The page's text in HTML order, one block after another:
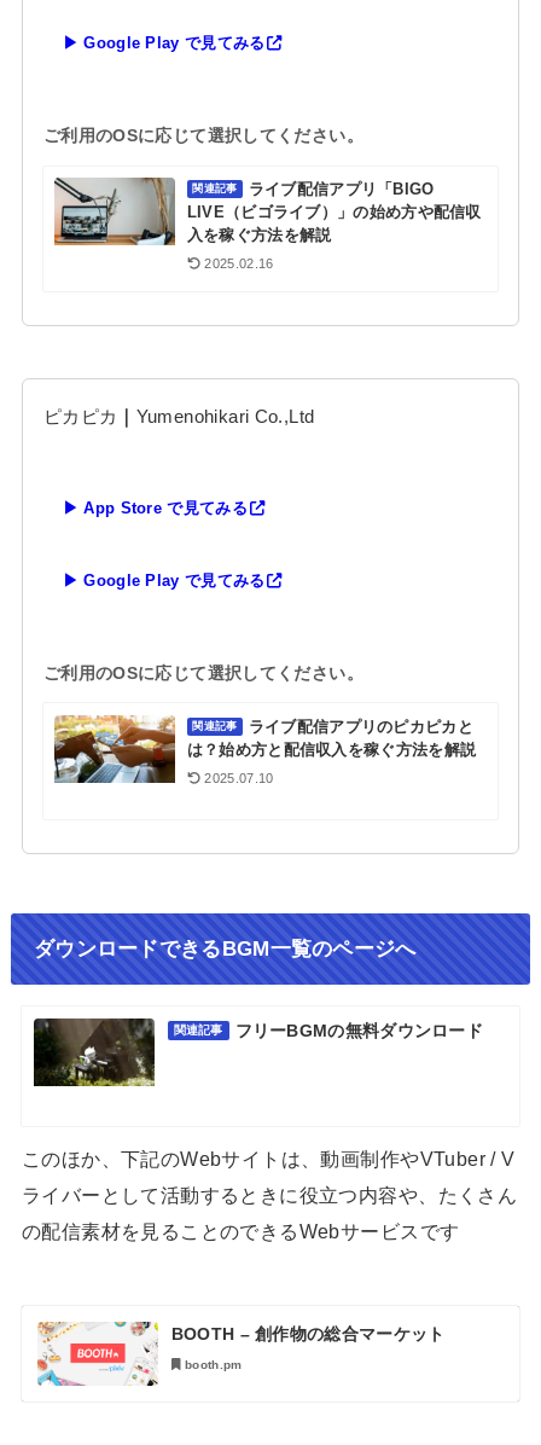
▶ Google Play で見てみる
ご利用のOSに応じて選択してください。
関連記事
ライブ配信アプリ「BIGO
LIVE（ビゴライブ）」の始め方や配信収
入を稼ぐ方法を解説
2025.02.16
ピカピカ ｜ Yumenohikari Co.,Ltd
▶ App Store で見てみる
▶ Google Play で見てみる
ご利用のOSに応じて選択してください。
関連記事
ライブ配信アプリのピカピカと
は？始め方と配信収入を稼ぐ方法を解説
2025.07.10
ダウンロードできるBGM一覧のページへ
関連記事 フリーBGMの無料ダウンロード
このほか、下記のWebサイトは、動画制作やVTuber / V
ライバーとして活動するときに役立つ内容や、たくさん
の配信素材を見ることのできるWebサービスです
BOOTH – 創作物の総合マーケット
booth.pm